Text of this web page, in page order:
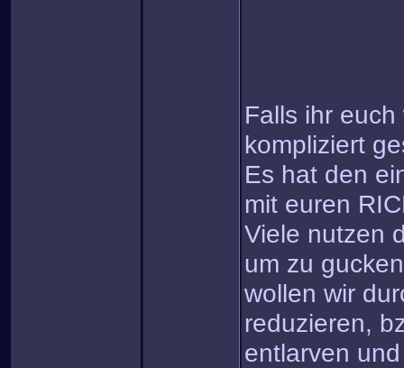
Falls ihr
kompliziert
Es hat den
mit euren
Viele nutzen
um zu
wollen wir
reduzieren,
entlarven